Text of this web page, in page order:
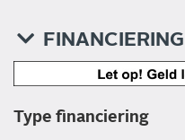
FINANCIERING
Type financiering